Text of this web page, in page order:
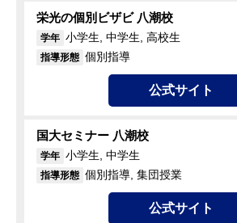
栄光の個別ビザビ 八潮校
学年 小学生, 中学生, 高校生
指導形態 個別指導
公式サイト
国大セミナー 八潮校
学年 小学生, 中学生
指導形態 個別指導, 集団授業
公式サイト